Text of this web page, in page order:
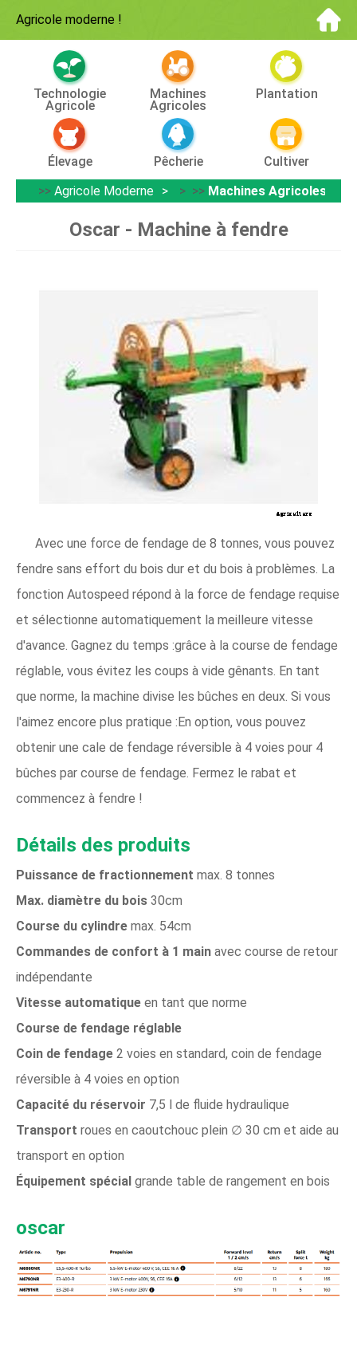
Agricole moderne !
Technologie
Agricole
Machines
Agricoles
Plantation
Élevage Pêcherie
Cultiver
>> Agricole Moderne > >> Machines Agricoles
Oscar - Machine à fendre
Avec une force de fendage de 8 tonnes, vous pouvez
fendre sans effort du bois dur et du bois à problèmes. La
fonction Autospeed répond à la force de fendage requise
et sélectionne automatiquement la meilleure vitesse
d'avance. Gagnez du temps :grâce à la course de fendage
réglable, vous évitez les coups à vide gênants. En tant
que norme, la machine divise les bûches en deux. Si vous
l'aimez encore plus pratique :En option, vous pouvez
obtenir une cale de fendage réversible à 4 voies pour 4
bûches par course de fendage. Fermez le rabat et
commencez à fendre !
Détails des produits
Puissance de fractionnement max. 8 tonnes
Max. diamètre du bois 30cm
Course du cylindre max. 54cm
Commandes de confort à 1 main avec course de retour
indépendante
Vitesse automatique en tant que norme
Course de fendage réglable
Coin de fendage 2 voies en standard, coin de fendage
réversible à 4 voies en option
Capacité du réservoir 7,5 l de fluide hydraulique
Transport roues en caoutchouc plein ∅ 30 cm et aide au
transport en option
Équipement spécial grande table de rangement en bois
oscar